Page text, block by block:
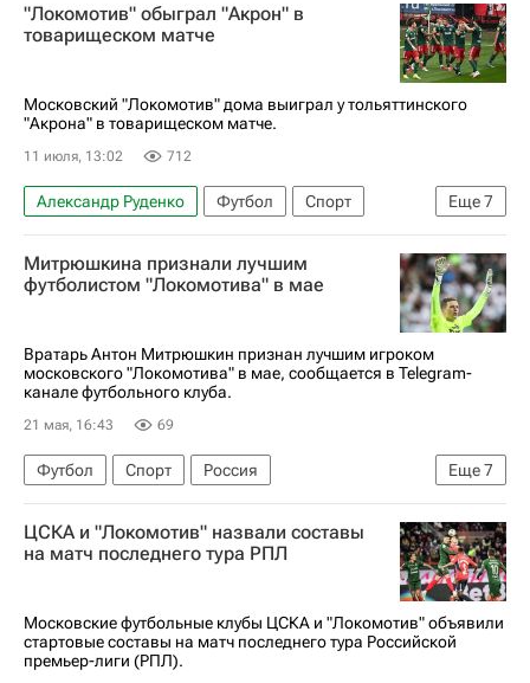
РПЛ 2026-2027 (Чемпионат России по футболу)
"Локомотив" обыграл "Акрон" в
товарищеском матче
Московский "Локомотив" дома выиграл у тольяттинского
"Акрона" в товарищеском матче.
11 июля, 13:02 712
Еще7
Александр Руденко Футбол
Спорт
Московская область (Подмосковье)
Акрон
Александр Коваленко
Максим Ненахов
РПЛ 2026-2027 (Чемпионат России по футболу)
Митрюшкина признали лучшим
футболистом "Локомотива" в мае
Вратарь Антон Митрюшкин признан лучшим игроком
московского "Локомотива" в мае, сообщается в Telegram-
канале футбольного клуба.
21 мая, 16:43 69
Еще7
Футбол Спорт
Россия
Антон Митрюшкин
Артем Карпукас
Зелимхан Бакаев
Локомотив (Москва)
РПЛ 2026-2027 (Чемпионат России по футболу)
ЦСКА и "Локомотив" назвали составы
на матч последнего тура РПЛ
Московские футбольные клубы ЦСКА и "Локомотив" объявили
стартовые составы на матч последнего тура Российской
премьер-лиги (РПЛ).